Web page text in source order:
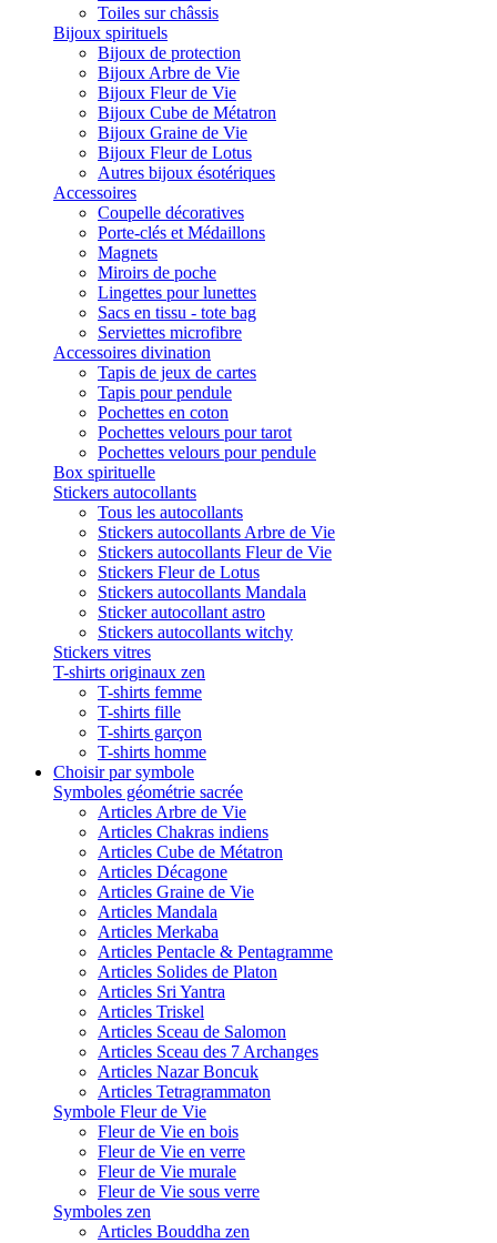
Toiles sur châssis
Bijoux spirituels
Bijoux de protection
Bijoux Arbre de Vie
Bijoux Fleur de Vie
Bijoux Cube de Métatron
Bijoux Graine de Vie
Bijoux Fleur de Lotus
Autres bijoux ésotériques
Accessoires
Coupelle décoratives
Porte-clés et Médaillons
Magnets
Miroirs de poche
Lingettes pour lunettes
Sacs en tissu - tote bag
Serviettes microfibre
Accessoires divination
Tapis de jeux de cartes
Tapis pour pendule
Pochettes en coton
Pochettes velours pour tarot
Pochettes velours pour pendule
Box spirituelle
Stickers autocollants
Tous les autocollants
Stickers autocollants Arbre de Vie
Stickers autocollants Fleur de Vie
Stickers Fleur de Lotus
Stickers autocollants Mandala
Sticker autocollant astro
Stickers autocollants witchy
Stickers vitres
T-shirts originaux zen
T-shirts femme
T-shirts fille
T-shirts garçon
T-shirts homme
Choisir par symbole
Symboles géométrie sacrée
Articles Arbre de Vie
Articles Chakras indiens
Articles Cube de Métatron
Articles Décagone
Articles Graine de Vie
Articles Mandala
Articles Merkaba
Articles Pentacle & Pentagramme
Articles Solides de Platon
Articles Sri Yantra
Articles Triskel
Articles Sceau de Salomon
Articles Sceau des 7 Archanges
Articles Nazar Boncuk
Articles Tetragrammaton
Symbole Fleur de Vie
Fleur de Vie en bois
Fleur de Vie en verre
Fleur de Vie murale
Fleur de Vie sous verre
Symboles zen
Articles Bouddha zen